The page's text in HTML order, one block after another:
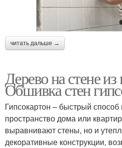
читать дальше →
Дерево на стене из
Обшивка стен
Гипсокартон – быстрый
пространство дома или
выравнивают стены, но и
декоративные конструкции,